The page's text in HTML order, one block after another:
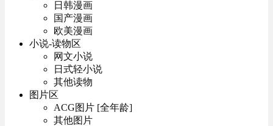
日韩漫画
国产漫画
欧美漫画
小说-读物区
网文小说
日式轻小说
其他读物
图片区
ACG图片 [全年龄]
其他图片